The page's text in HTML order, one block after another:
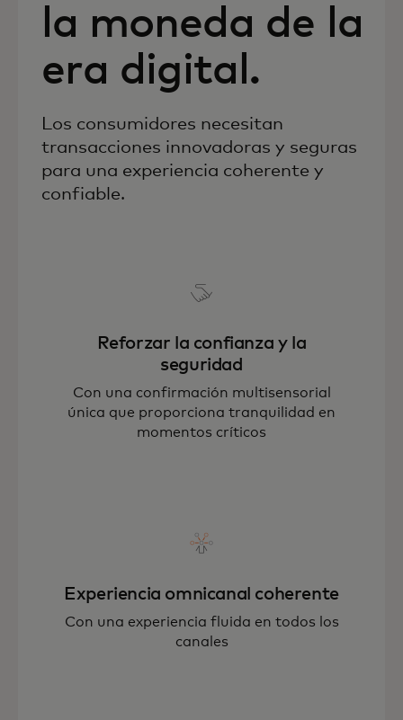
la moneda de la
era digital.
Los consumidores necesitan
transacciones innovadoras y seguras
para una experiencia coherente y
confiable.
Reforzar la confianza y la
seguridad
Con una confirmación multisensorial
única que proporciona tranquilidad en
momentos críticos
Experiencia omnicanal coherente
Con una experiencia fluida en todos los
canales